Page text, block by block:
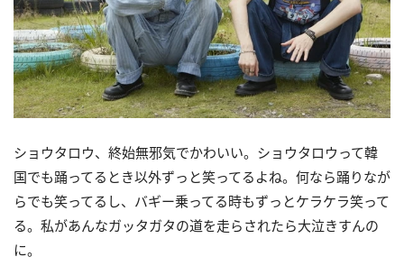
ショウタロウ、終始無邪気でかわいい。ショウタロウって韓
国でも踊ってるとき以外ずっと笑ってるよね。何なら踊りなが
らでも笑ってるし、バギー乗ってる時もずっとケラケラ笑って
る。私があんなガッタガタの道を走らされたら大泣きすんの
に。